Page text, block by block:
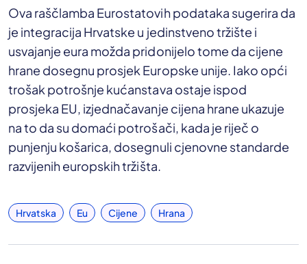
Ova raščlamba Eurostatovih podataka sugerira da
je integracija Hrvatske u jedinstveno tržište i
usvajanje eura možda pridonijelo tome da cijene
hrane dosegnu prosjek Europske unije. Iako opći
trošak potrošnje kućanstava ostaje ispod
prosjeka EU, izjednačavanje cijena hrane ukazuje
na to da su domaći potrošači, kada je riječ o
punjenju košarica, dosegnuli cjenovne standarde
razvijenih europskih tržišta.
Hrvatska Eu Cijene Hrana